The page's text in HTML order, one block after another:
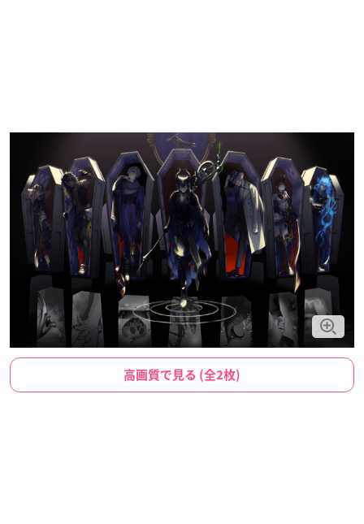
高画質で見る (全2枚)